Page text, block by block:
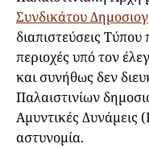
Συνδικάτου
διαπιστεύσεις
περιοχές υπό τον
και συνήθως δεν
Παλαιστινίων
Αμυντικές Δυνάμεις
αστυνομία.